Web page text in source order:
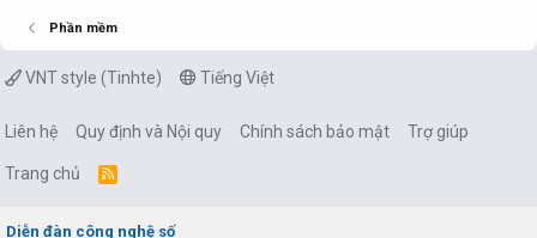
Phần mềm
VNT style (Tinhte) Tiếng Việt
Liên hệ Quy định và Nội quy Chính sách bảo mật Trợ giúp
Trang chủ
R
Diễn đàn công nghệ số